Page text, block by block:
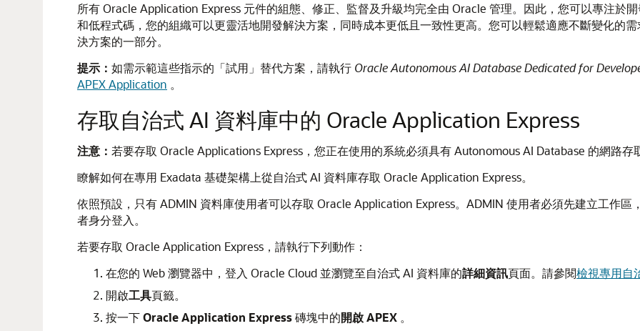
所有 Oracle Application Express 元件的組態、修正、監督及升級均完全由 Oracle 管理。因此，您可以專注於
和低程式碼，您的組織可以更靈活地開發解決方案，同時成本更低且一致性更高。您可以輕鬆適應不斷變化的
決方案的一部分。
提示： 如需示範這些指示的「試用」替代方案，請執行 Oracle Autonomous AI Database Dedicated for
APEX Application 。
存取自治式 AI 資料庫中的 Oracle Application Express
注意： 若要存取 Oracle Applications Express，您正在使用的系統必須具有 Autonomous AI Database 的網路存
瞭解如何在專用 Exadata 基礎架構上從自治式 AI 資料庫存取 Oracle Application Express。
依照預設，只有 ADMIN 資料庫使用者可以存取 Oracle Application Express。ADMIN 使用者必須先建立工作
者身分登入。
若要存取 Oracle Application Express，請執行下列動作：
在您的 Web 瀏覽器中，登入 Oracle Cloud 並瀏覽至自治式 AI 資料庫的詳細資訊頁面。請參閱檢視專用自
開啟工具頁籤。
按一下Oracle Application Express磚塊中的開啟 APEX 。